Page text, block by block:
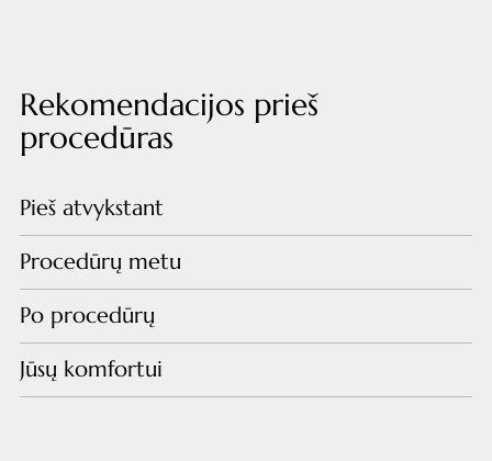
Pieš atvykstant
Procedūrų metu
Po procedūrų
Jūsų komfortui
Rekomendacijos prieš
procedūras